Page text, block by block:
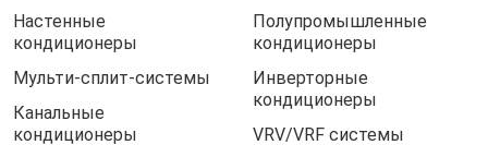
Настенные
кондиционеры
Мульти-сплит-системы
Канальные
кондиционеры
Полупромышленные
кондиционеры
Инверторные
кондиционеры
VRV/VRF системы